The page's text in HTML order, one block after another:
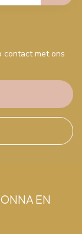
contact met ons
EN